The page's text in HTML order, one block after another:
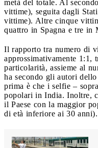
metà del totale. Al
vittime), seguita dagli
vittime). Altre cinque
quattro in Spagna e tre in
Il rapporto tra numero di
approssimativamente 1:1,
particolarità, assieme al
ha secondo gli autori
prima è che i selfie –
popolari in India. Inoltre,
il Paese con la maggior
di età inferiore ai 30 anni).